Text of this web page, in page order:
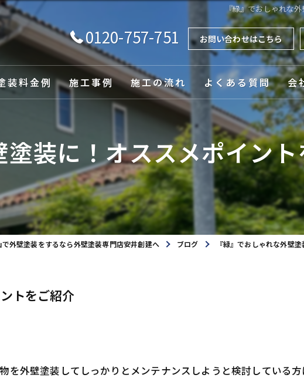
『緑』でおしゃれな
0120-757-751 お問い合わせはこちら
装料金例 施工事例 施工の流れ よくある質問 会
対
装に！オススメポイン
で外壁塗装をするなら外壁塗装専門店安井創建へ ブログ 『緑』でおしゃれな外壁
トをご紹介
を外壁塗装してしっかりとメンテナンスしようと検討している